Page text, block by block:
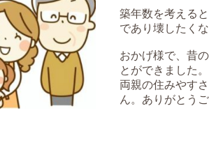
築年数を考える
であり壊したく
おかげ様で、昔
とができました。
両親の住みやす
ん。ありがとう